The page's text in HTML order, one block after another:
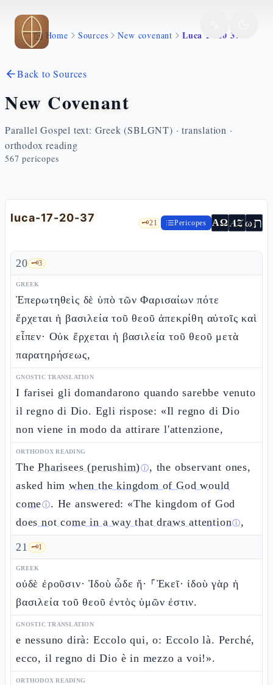
Skip to main content
Home Sources New covenant Luca 17 20 37
Back to Sources
New Covenant
Parallel Gospel text: Greek (SBLGNT) · translation ·
orthodox reading
567 pericopes
luca-17-20-37 🗝️21 Pericopes ΑΩ AZωת
20 🗝️3
GREEK
Ἐπερωτηθεὶς δὲ ὑπὸ τῶν Φαρισαίων πότε
ἔρχεται ἡ βασιλεία τοῦ θεοῦ ἀπεκρίθη αὐτοῖς καὶ
εἶπεν· Οὐκ ἔρχεται ἡ βασιλεία τοῦ θεοῦ μετὰ
παρατηρήσεως,
GNOSTIC TRANSLATION
I farisei gli domandarono quando sarebbe venuto
il regno di Dio. Egli rispose: «Il regno di Dio
non viene in modo da attirare l'attenzione,
ORTHODOX READING
ThePharisees (perushim)ⓘ, the observant ones,
asked himwhen the kingdom of God would
comeⓘ. He answered: «The kingdom of God
does not come in a way that draws attentionⓘ,
21 🗝️1
GREEK
οὐδὲ ἐροῦσιν· Ἰδοὺ ὧδε ἤ· ⸀Ἐκεῖ· ἰδοὺ γὰρ ἡ
βασιλεία τοῦ θεοῦ ἐντὸς ὑμῶν ἐστιν.
GNOSTIC TRANSLATION
e nessuno dirà: Eccolo qui, o: Eccolo là. Perché,
ecco, il regno di Dio è in mezzo a voi!».
ORTHODOX READING